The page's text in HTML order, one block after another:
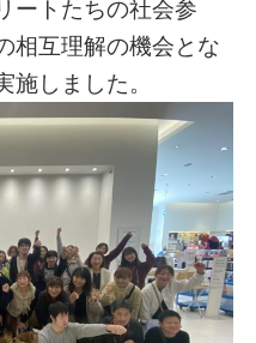
ートたちの社会参
相互理解の機会とな
施しました。